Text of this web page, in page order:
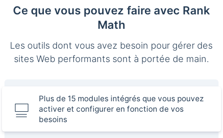
Ce que vous pouvez faire avec Rank
Math
Les outils dont vous avez besoin pour gérer des
sites Web performants sont à portée de main.
Plus de 15 modules intégrés que vous pouvez
activer et configurer en fonction de vos
besoins